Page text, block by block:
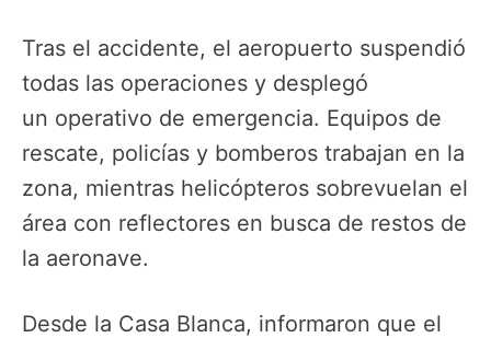
Tras el accidente, el aeropuerto suspendió
todas las operaciones y desplegó
un operativo de emergencia. Equipos de
rescate, policías y bomberos trabajan en la
zona, mientras helicópteros sobrevuelan el
área con reflectores en busca de restos de
la aeronave.
Desde la Casa Blanca, informaron que el